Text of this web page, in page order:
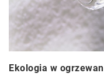
Ekologia w